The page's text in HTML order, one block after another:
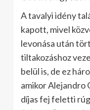
A tavalyi idény
kapott, mivel
levonása után
tiltakozáshoz
belül is, de ez
amikor Alejandro
díjas fej feletti